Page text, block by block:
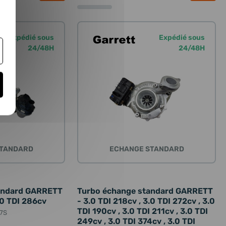
Expédié sous
24/48H
GARRETT
TDI 286cv
Expédié sous
24/48H
ECHANGE STANDARD
Turbo échange standard GARRETT
- 3.0 TDI 218cv , 3.0 TDI 272cv , 3.0
TDI 190cv , 3.0 TDI 211cv , 3.0 TDI
249cv , 3.0 TDI 374cv , 3.0 TDI